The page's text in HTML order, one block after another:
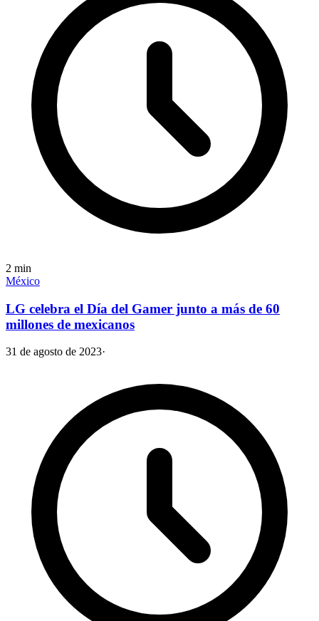
2 min
México
LG celebra el Día del Gamer junto a más de 60
millones de mexicanos
31 de agosto de 2023·